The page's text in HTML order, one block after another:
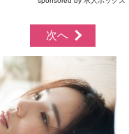
次へ